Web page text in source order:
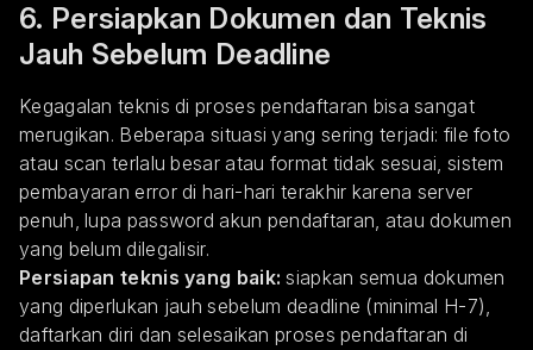
6. Persiapkan Dokumen dan Teknis
Jauh Sebelum Deadline
Kegagalan teknis di proses pendaftaran bisa sangat
merugikan. Beberapa situasi yang sering terjadi: file foto
atau scan terlalu besar atau format tidak sesuai, sistem
pembayaran error di hari-hari terakhir karena server
penuh, lupa password akun pendaftaran, atau dokumen
yang belum dilegalisir.
Persiapan teknis yang baik: siapkan semua dokumen
yang diperlukan jauh sebelum deadline (minimal H-7),
daftarkan diri dan selesaikan proses pendaftaran di